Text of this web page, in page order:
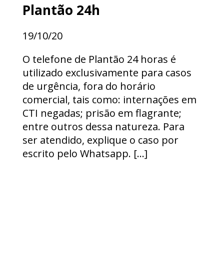
AUXILIAR ADMINISTRATIVO 2026
VAGA SECRETARIA 2026
Plantão 24h
19/10/20
O telefone de Plantão 24 horas é
utilizado exclusivamente para casos
de urgência, fora do horário
comercial, tais como: internações em
CTI negadas; prisão em flagrante;
entre outros dessa natureza. Para
ser atendido, explique o caso por
escrito pelo Whatsapp. […]